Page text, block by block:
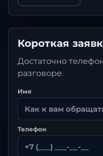
Короткая
Достаточно
разговоре.
Имя
Телефон